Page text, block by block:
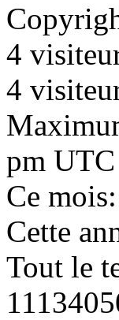
4
4
pm UTC
Ce
Cette
Tout le